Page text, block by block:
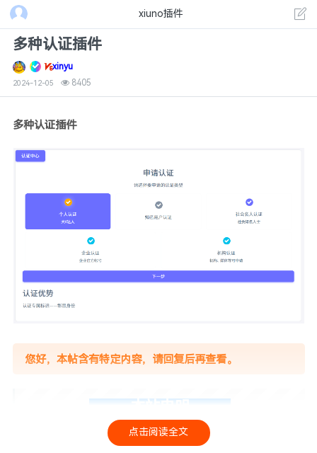
xiuno插件
多种认证插件
xinyu
2024-12-05 8405
多种认证插件
您好，本帖含有特定内容，请回复后再查看。
1、本论坛一律禁止以任何方式发布或转载任何违法的相关信息，访
点击阅读全文